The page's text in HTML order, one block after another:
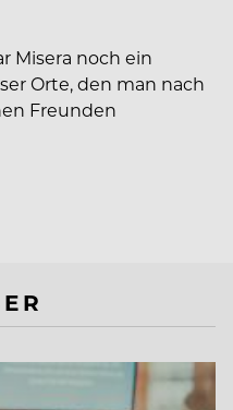
Misera noch ein
Orte, den man nach
Freunden